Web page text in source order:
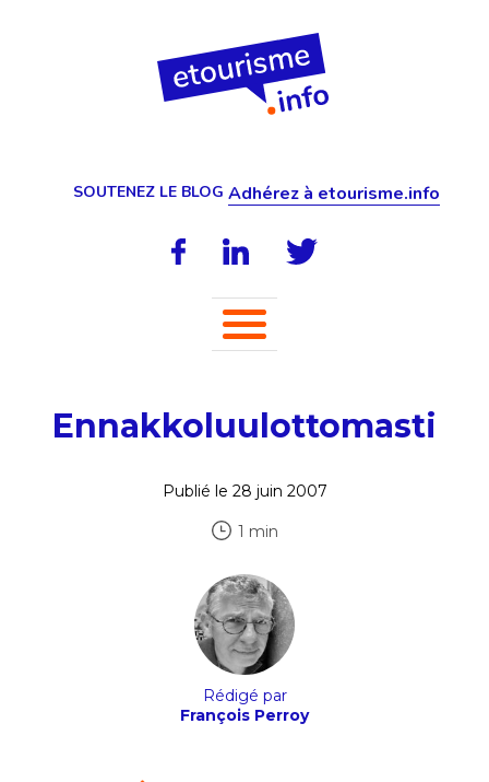
SOUTENEZ LE BLOG Adhérez à etourisme.info
Ennakkoluulottomasti
Publié le 28 juin 2007
1 min
Rédigé par
François Perroy